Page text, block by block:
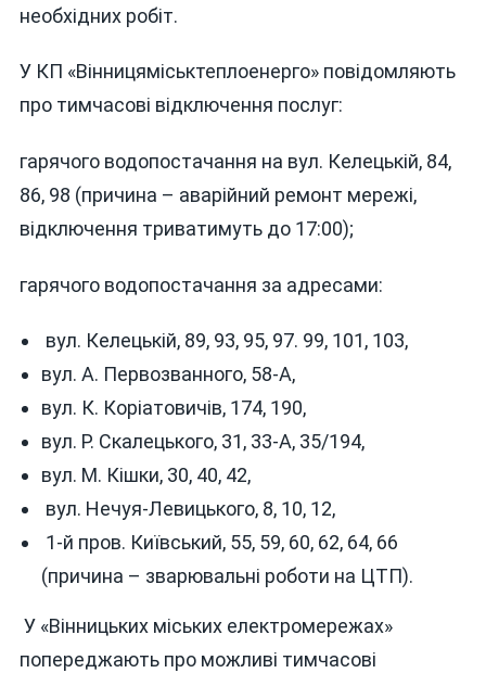
необхідних робіт.
У КП «Вінницяміськтеплоенерго» повідомляють
про тимчасові відключення послуг:
гарячого водопостачання на вул. Келецькій, 84,
86, 98 (причина – аварійний ремонт мережі,
відключення триватимуть до 17:00);
гарячого водопостачання за адресами:
вул. Келецькій, 89, 93, 95, 97. 99, 101, 103,
вул. А. Первозванного, 58-А,
вул. К. Коріатовичів, 174, 190,
вул. Р. Скалецького, 31, 33-А, 35/194,
вул. М. Кішки, 30, 40, 42,
вул. Нечуя-Левицького, 8, 10, 12,
1-й пров. Київський, 55, 59, 60, 62, 64, 66
(причина – зварювальні роботи на ЦТП).
У «Вінницьких міських електромережах»
попереджають про можливі тимчасові